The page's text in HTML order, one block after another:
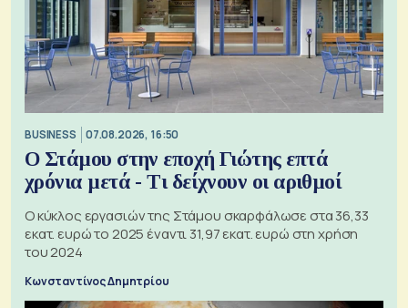
BUSINESS 07.08.2026, 16:50
Ο Στάμου στην εποχή Γιώτης επτά
χρόνια μετά - Τι δείχνουν οι αριθμοί
Ο κύκλος εργασιών της Στάμου σκαρφάλωσε στα 36,33
εκατ. ευρώ το 2025 έναντι 31,97 εκατ. ευρώ στη χρήση
του 2024
Κωνσταντίνος Δημητρίου